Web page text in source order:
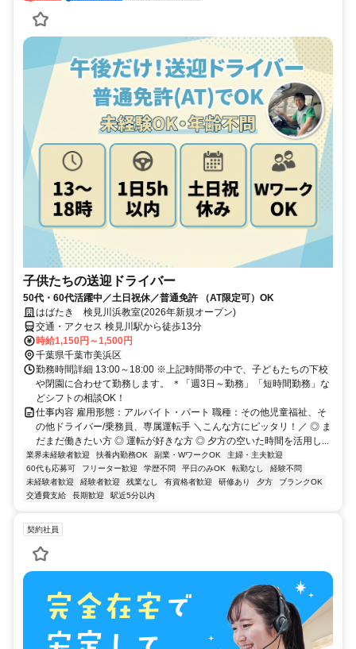
子供たちの送迎ドライバー
50代・60代活躍中／土日祝休／普通免許 （AT限定可）OK
はばたき 検見川浜教室(2026年新規オープン)
交通・アクセス 検見川駅から徒歩13分
時給1,150円～1,500円
千葉県千葉市美浜区
勤務時間詳細 13:00～18:00 ※上記時間帯の中で、子どもたちの下校
や閉園に合わせて勤務します。 ＊「週3日～勤務」「短時間勤務」な
どシフトの相談OK！
仕事内容 雇用形態：アルバイト・パート 職種：その他児童福祉、そ
の他ドライバー/乗務員、専属運転手 ＼こんな方にピッタリ！／ ◎ ま
だまだ働きたい方 ◎ 運転が好きな方 ◎ 夕方の空いた時間を活用し...
業界未経験者歓迎 扶養内勤務OK 副業・WワークOK
主婦・主夫歓迎
60代も応募可
フリーター歓迎 学歴不問 平日のみOK 転勤なし
経験不問
未経験者歓迎
経験者歓迎 残業なし 有資格者歓迎 研修あり 夕方
ブランクOK
交通費支給
長期歓迎 駅近5分以内
契約社員